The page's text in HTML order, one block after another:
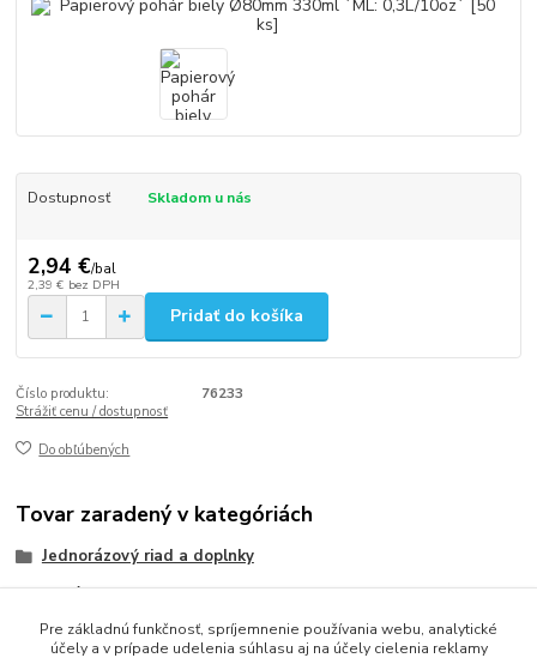
Dostupnosť Skladom u nás
2,94 €/bal
2,39 € bez DPH
Pridať do košíka
Číslo produktu:
76233
Strážiť cenu / dostupnosť
Do obľúbených
Tovar zaradený v kategóriách
Jednorázový riad a doplnky
Poháriky
Papierové poháriky a viečka
Pre základnú funkčnosť, spríjemnenie používania webu, analytické
účely a v prípade udelenia súhlasu aj na účely cielenia reklamy